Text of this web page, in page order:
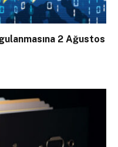
2 Ağustos